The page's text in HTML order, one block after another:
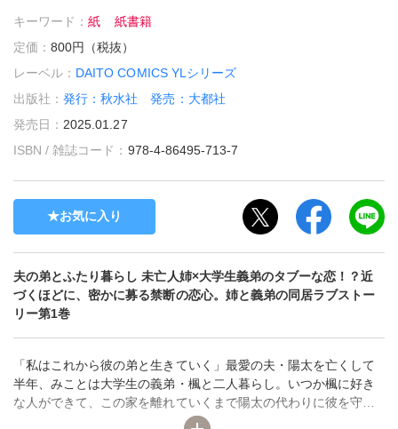
キーワード：紙
紙書籍
定価：800円（税抜）
レーベル： DAITO COMICS YLシリーズ
出版社：発行：秋水社 発売：大都社
発売日： 2025.01.27
ISBN / 雑誌コード： 978-4-86495-713-7
お気に入り
夫の弟とふたり暮らし 未亡人姉×大学生義弟のタブーな恋！？近
づくほどに、密かに募る禁断の恋心。姉と義弟の同居ラブストー
リー第1巻
「私はこれから彼の弟と生きていく」最愛の夫・陽太を亡くして
半年、みことは大学生の義弟・楓と二人暮らし。いつか楓に好き
な人ができて、この家を離れていくまで陽太の代わりに彼を守っ
ていくと決めている──。一方楓は、いつまでも陽太のことを愛し